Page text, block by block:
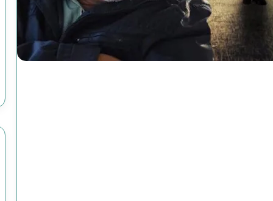
الاغتيال الرئاسية
لموسى
رواية (الصاعدون إلى النعيم)
عباس: داعش تنظيم مصنوع وضحاياه